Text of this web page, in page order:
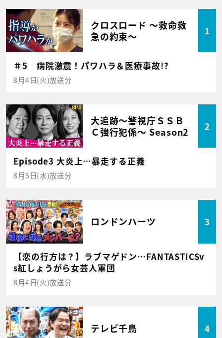
クロスロード ～救命救
急の約束～
1
＃5 病院激震！パワハラ＆医療事故!?
8月4日(火)放送分
大追跡～警視庁ＳＳＢ
Ｃ強行犯係～ Season2
2
Episode3 大炎上…暴走する正義
8月5日(水)放送分
ロンドンハーツ 3
【恋の行方は？】ラブマゲドン…FANTASTICSv
s紅しょうがら女芸人軍団
8月4日(火)放送分
テレビ千鳥 4